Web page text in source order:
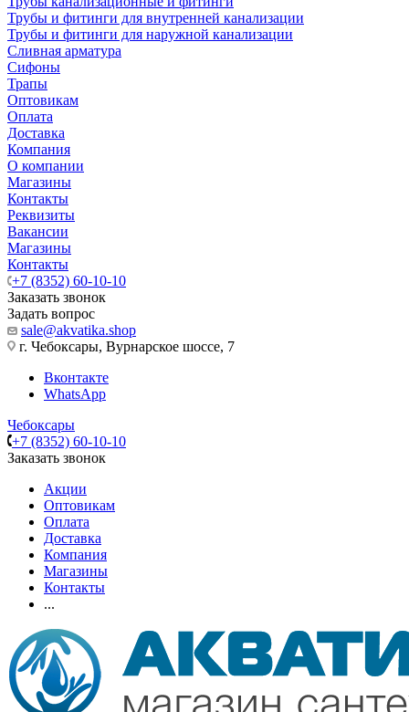
Трубы и фитинги для внутренней канализации
Трубы и фитинги для наружной канализации
Сливная арматура
Сифоны
Трапы
Оптовикам
Оплата
Доставка
Компания
О компании
Магазины
Контакты
Реквизиты
Вакансии
Магазины
Контакты
+7 (8352) 60-10-10
Заказать звонок
Задать вопрос
sale@akvatika.shop
г. Чебоксары, Вурнарское шоссе, 7
Вконтакте
WhatsApp
Чебоксары
+7 (8352) 60-10-10
Заказать звонок
Акции
Оптовикам
Оплата
Доставка
Компания
Магазины
Контакты
...